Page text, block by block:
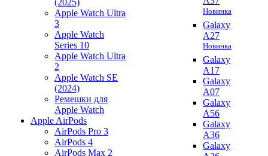
Apple Watch Ultra
3
Apple Watch
Series 10
Apple Watch Ultra
2
Apple Watch SE
(2024)
Ремешки для
Apple Watch
Apple AirPods
AirPods Pro 3
AirPods 4
AirPods Max 2
Новинка
Galaxy
A27
Новинка
Galaxy
A17
Galaxy
A07
Galaxy
A56
Galaxy
A36
Galaxy